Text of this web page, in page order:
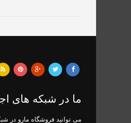
ما در شبکه های
می توانید فروشگاه مارو در